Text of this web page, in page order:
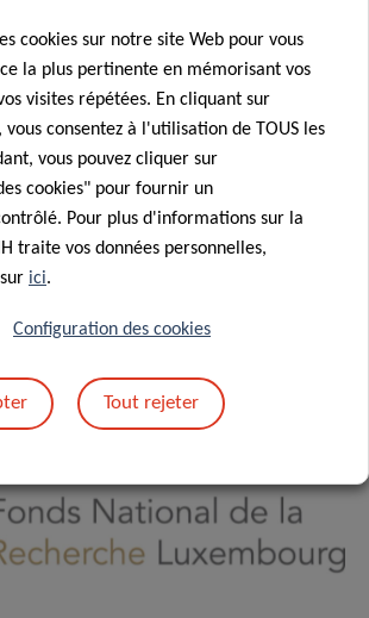
vacants
relatives au programme
veuillez contacter :
cookies sur notre site Web pour vous
la plus pertinente en mémorisant vos
visites répétées. En cliquant sur
consentez à l'utilisation de TOUS les
vous pouvez cliquer sur
cookies" pour fournir un
Pour plus d'informations sur la
traite vos données personnelles,
ici.
Configuration des cookies
Tout rejeter